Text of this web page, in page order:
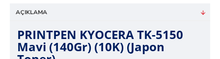
AÇIKLAMA
PRINTPEN KYOCERA TK-5150
Mavi (140Gr) (10K) (Japon